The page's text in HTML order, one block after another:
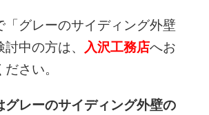
「グレーのサイディング外壁
中の方は、 入沢工務店へお
さい。
グレーのサイディング外壁の